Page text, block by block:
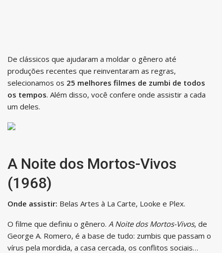
De clássicos que ajudaram a moldar o gênero até
produções recentes que reinventaram as regras,
selecionamos os 25 melhores filmes de zumbi de todos
os tempos. Além disso, você confere onde assistir a cada
um deles.
A Noite dos Mortos-Vivos
(1968)
Onde assistir: Belas Artes à La Carte, Looke e Plex.
O filme que definiu o gênero. A Noite dos Mortos-Vivos, de
George A. Romero, é a base de tudo: zumbis que passam o
vírus pela mordida, a casa cercada, os conflitos sociais…